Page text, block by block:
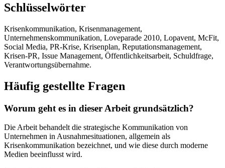
Schlüsselwörter
Krisenkommunikation, Krisenmanagement,
Unternehmenskommunikation, Loveparade 2010, Lopavent, McFit,
Social Media, PR-Krise, Krisenplan, Reputationsmanagement,
Krisen-PR, Issue Management, Öffentlichkeitsarbeit, Schuldfrage,
Verantwortungsübernahme.
Häufig gestellte Fragen
Worum geht es in dieser Arbeit grundsätzlich?
Die Arbeit behandelt die strategische Kommunikation von
Unternehmen in Ausnahmesituationen, allgemein als
Krisenkommunikation bezeichnet, und wie diese durch moderne
Medien beeinflusst wird.